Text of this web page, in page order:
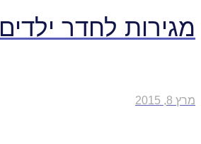
מגירות לחדר ילדים
מרץ 8, 2015